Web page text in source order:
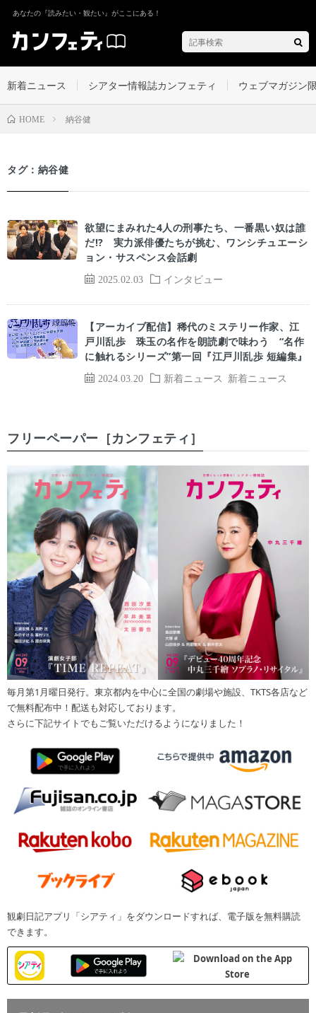
あなたの『読みたい・観たい』がここにある！
新着ニュース シアター情報誌カンフェティ ウェブマガジン
HOME 納谷健
タグ：納谷健
2025.02.03 インタビュー
欲望にまみれた4人の刑事たち、一番黒い奴は誰
だ⁉ 実力派俳優たちが挑む、ワンシチュエーシ
ョン・サスペンス会話劇
2024.03.20 新着ニュース 新着ニュース
【アーカイブ配信】稀代のミステリー作家、江
戸川乱歩 珠玉の名作を朗読劇で味わう “名作
に触れるシリーズ”第一回『江戸川乱歩 短編集』
フリーペーパー［カンフェティ］
毎月第1月曜日発行。東京都内を中心に全国の劇場や施設、TKTS各店など
で無料配布中！配送も対応しております。
さらに下記サイトでもご覧いただけるようになりました！
観劇日記アプリ「シアティ」をダウンロードすれば、電子版を無料購読
できます。